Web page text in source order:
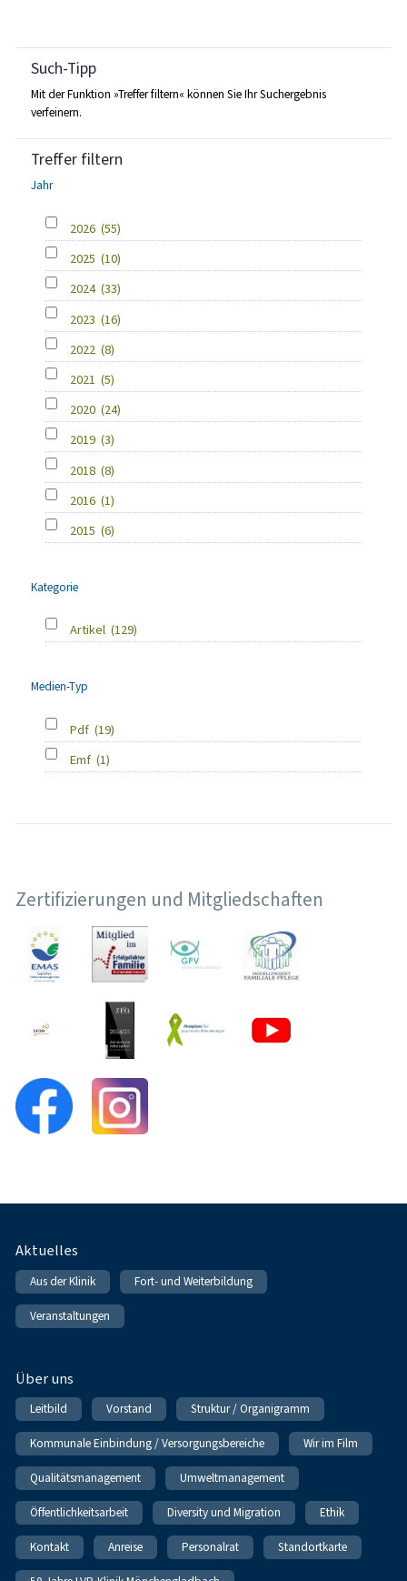
Such-Tipp
Mit der Funktion »Treffer filtern« können Sie Ihr Suchergebnis
verfeinern.
Treffer filtern
Jahr
2026 (55)
2025 (10)
2024 (33)
2023 (16)
2022 (8)
2021 (5)
2020 (24)
2019 (3)
2018 (8)
2016 (1)
2015 (6)
Kategorie
Artikel (129)
Medien-Typ
Pdf (19)
Emf (1)
Zertifizierungen und Mitgliedschaften
Fußnavigation
Aktuelles
Aus der Klinik Fort- und Weiterbildung
Veranstaltungen
Über uns
Leitbild Vorstand Struktur / Organigramm
Kommunale Einbindung / Versorgungsbereiche Wir im Film
Qualitätsmanagement Umweltmanagement
Öffentlichkeitsarbeit Diversity und Migration Ethik
Kontakt Anreise Personalrat Standortkarte